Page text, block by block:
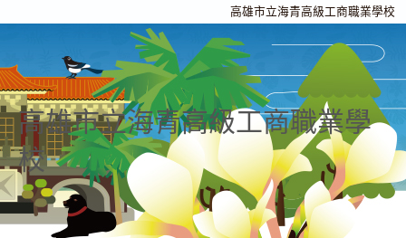
高雄市立海青高級工商職業學校
高雄市立海青高級工商職業學
校